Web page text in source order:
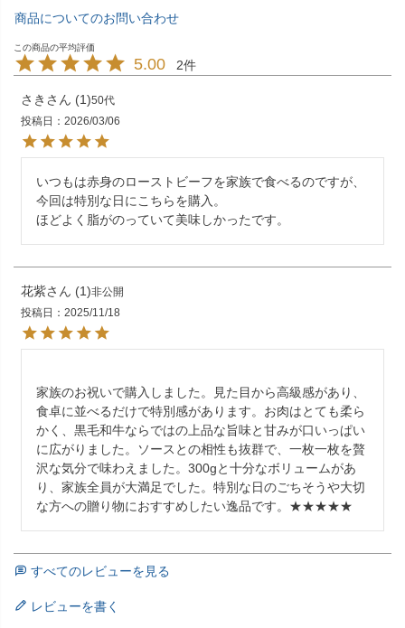
商品についてのお問い合わせ
5.00 2
さき 1 50代
投稿日
2026/03/06
いつもは赤身のローストビーフを家族で食べるのですが、
今回は特別な日にこちらを購入。
ほどよく脂がのっていて美味しかったです。
花紫 1 非公開
投稿日
2025/11/18
家族のお祝いで購入しました。見た目から高級感があり、
食卓に並べるだけで特別感があります。お肉はとても柔ら
かく、黒毛和牛ならではの上品な旨味と甘みが口いっぱい
に広がりました。ソースとの相性も抜群で、一枚一枚を贅
沢な気分で味わえました。300gと十分なボリュームがあ
り、家族全員が大満足でした。特別な日のごちそうや大切
な方への贈り物におすすめしたい逸品です。★★★★★
すべてのレビューを見る
レビューを書く